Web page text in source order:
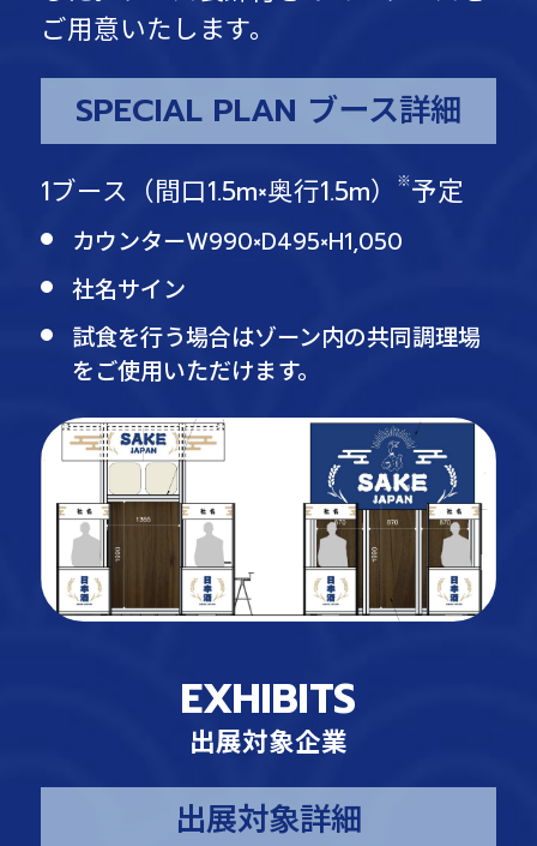
ご用意いたします。
SPECIAL PLAN ブース詳細
1ブース（間口1.5m×奥行1.5m） ※予定
カウンターW990×D495×H1,050
社名サイン
試食を行う場合はゾーン内の共同調理場
をご使用いただけます。
EXHIBITS
出展対象企業
出展対象詳細